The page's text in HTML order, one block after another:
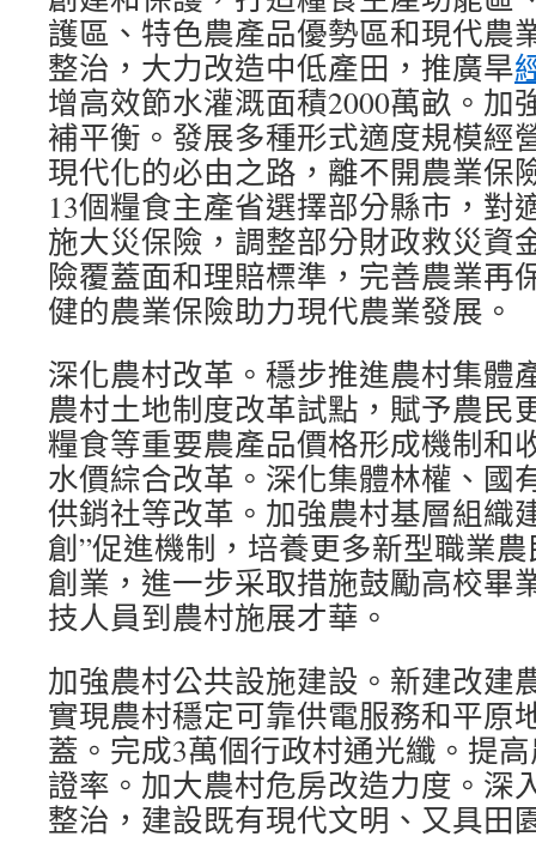
護區、特色農產品優勢區和現代農
整治，大力改造中低產田，推廣旱
增高效節水灌溉面積2000萬畝。加
補平衡。發展多種形式適度規模經
現代化的必由之路，離不開農業保
13個糧食主產省選擇部分縣市，對
施大災保險，調整部分財政救災資
險覆蓋面和理賠標準，完善農業再
健的農業保險助力現代農業發展。
深化農村改革。穩步推進農村集體
農村土地制度改革試點，賦予農民
糧食等重要農產品價格形成機制和
水價綜合改革。深化集體林權、國
供銷社等改革。加強農村基層組織
創”促進機制，培養更多新型職業
創業，進一步采取措施鼓勵高校畢
技人員到農村施展才華。
加強農村公共設施建設。新建改建
實現農村穩定可靠供電服務和平原
蓋。完成3萬個行政村通光纖。提
證率。加大農村危房改造力度。深
整治，建設既有現代文明、又具田